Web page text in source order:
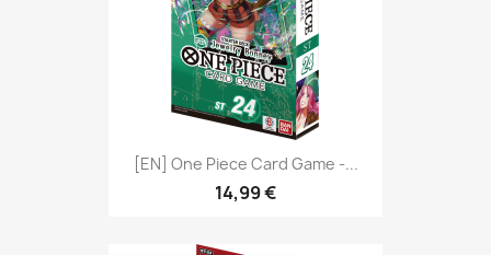
[EN] One Piece Card Game -...
14,99 €